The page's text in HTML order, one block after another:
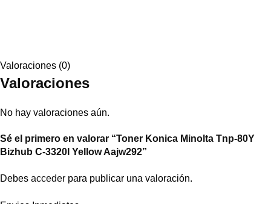
Valoraciones (0)
Valoraciones
No hay valoraciones aún.
Sé el primero en valorar “Toner Konica Minolta Tnp-80Y
Bizhub C-3320I Yellow Aajw292”
Debes acceder para publicar una valoración.